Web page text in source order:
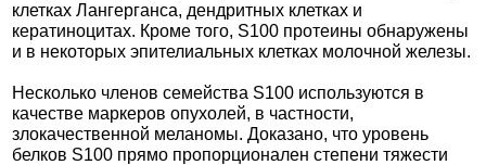
клетках Лангерганса, дендритных клетках и
кератиноцитах. Кроме того, S100 протеины обнаружены
и в некоторых эпителиальных клетках молочной железы.
Несколько членов семейства S100 используются в
качестве маркеров опухолей, в частности,
злокачественной меланомы. Доказано, что уровень
белков S100 прямо пропорционален степени тяжести